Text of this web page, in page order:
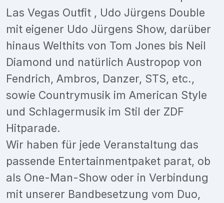
Las Vegas Outfit , Udo Jürgens Double
mit eigener Udo Jürgens Show, darüber
hinaus Welthits von Tom Jones bis Neil
Diamond und natürlich Austropop von
Fendrich, Ambros, Danzer, STS, etc.,
sowie Countrymusik im American Style
und Schlagermusik im Stil der ZDF
Hitparade.
Wir haben für jede Veranstaltung das
passende Entertainmentpaket parat, ob
als One-Man-Show oder in Verbindung
mit unserer Bandbesetzung vom Duo,